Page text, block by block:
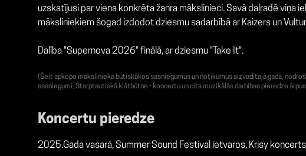
uzskatījusi par viena konkrēta žanra mākslinieci. Savā daļradē viņa
māksliniekiem šogad izdodot dziesmu sadarbībā ar Kaizers un
Dalība "Supernova 2026" finālā, ar dziesmu "Take It".
(Šeit apkopo mākslinieka būtiskākos sasniegumus un notikumus aizvadītajā gadā,
sasniegumi, Starptautiskā klātbūtne - koncertu un cita muzikālās darbības pieredze
Koncertu pieredze
2025.Gada vasarā, Summer Sound Festival ietvaros, Krisy